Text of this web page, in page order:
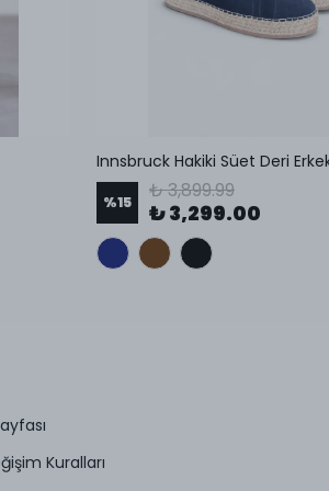
%15 ₺ 3,899.99
₺ 3,299.00
Kuralları